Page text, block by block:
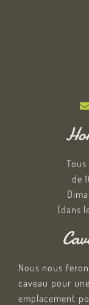
de
(dans
Nous nous
caveau pour
emplacement